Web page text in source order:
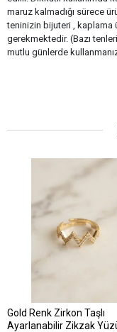
maruz kalmadığı sürece
teninizin bijuteri , kaplama
gerekmektedir. (Bazı
mutlu günlerde
Gold Renk Zirkon Taşlı
Ayarlanabilir Zikzak